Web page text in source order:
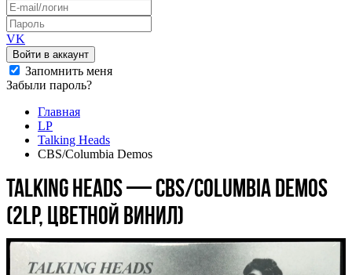
VK
Войти в аккаунт
Запомнить меня
Забыли пароль?
Главная
LP
Talking Heads
CBS/Columbia Demos
Talking Heads — CBS/Columbia Demos
(2LP, цветной винил)